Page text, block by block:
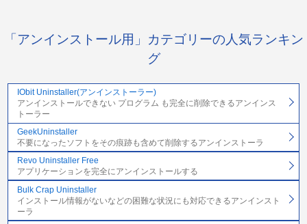
「アンインストール用」カテゴリーの人気ランキン
グ
IObit Uninstaller(アンインストーラー)
アンインストールできない プログラム も完全に削除できるアンインス
トーラー
GeekUninstaller
不要になったソフトをその痕跡も含めて削除するアンインストーラ
Revo Uninstaller Free
アプリケーションを完全にアンインストールする
Bulk Crap Uninstaller
インストール情報がないなどの困難な状況にも対応できるアンインスト
ーラ